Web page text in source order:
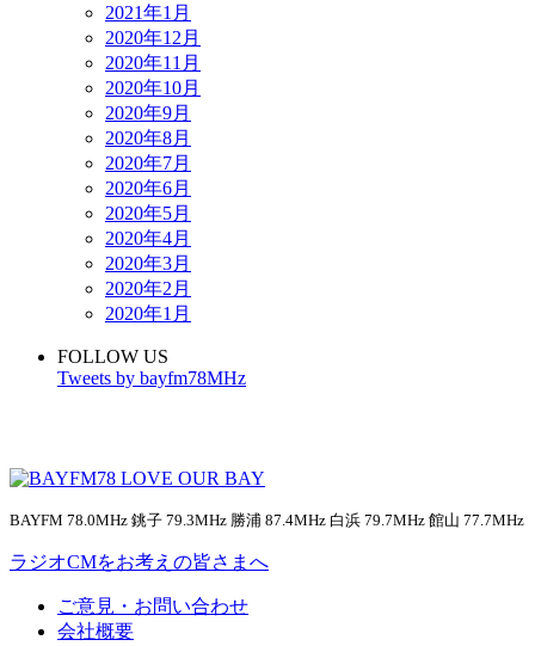
2021年1月
2020年12月
2020年11月
2020年10月
2020年9月
2020年8月
2020年7月
2020年6月
2020年5月
2020年4月
2020年3月
2020年2月
2020年1月
FOLLOW US
Tweets by bayfm78MHz
BAYFM 78.0MHz 銚子 79.3MHz 勝浦 87.4MHz 白浜 79.7MHz 館山 77.7MHz
ラジオCMをお考えの皆さまへ
ご意見・お問い合わせ
会社概要